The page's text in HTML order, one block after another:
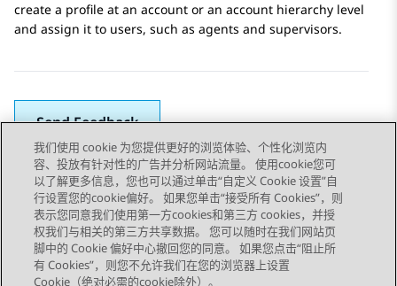
create a profile at an account or an account hierarchy level
and assign it to users, such as agents and supervisors.
Send Feedback
Topic navigation
上一主题 下一主题
STAY CONNECTED
我们使用 cookie 为您提供更好的浏览体验、个性化浏览内
容、投放有针对性的广告并分析网站流量。 使用cookie您可
以了解更多信息，您也可以通过单击“自定义 Cookie 设置”自
行设置您的cookie偏好。 如果您单击“接受所有 Cookies”，则
表示您同意我们使用第一方cookies和第三方 cookies，并授
权我们与相关的第三方共享数据。 您可以随时在我们网站页
脚中的 Cookie 偏好中心撤回您的同意。 如果您点击“阻止所
有 Cookies”，则您不允许我们在您的浏览器上设置
Cookie（绝对必需的cookie除外）。